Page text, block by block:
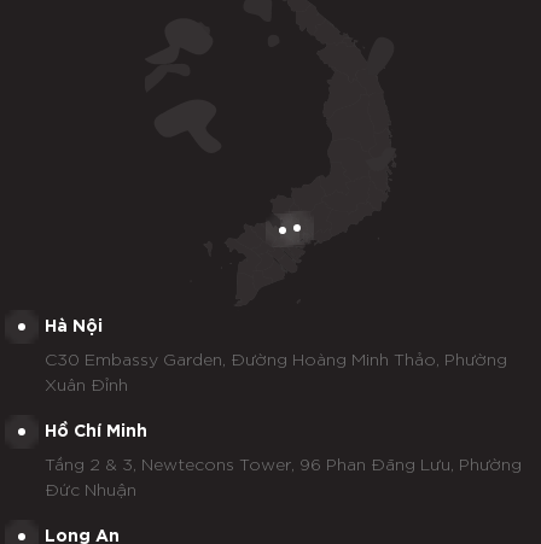
Hà Nội
C30 Embassy Garden, Đường Hoàng Minh Thảo, Phường
Xuân Đỉnh
Hồ Chí Minh
Tầng 2 & 3, Newtecons Tower, 96 Phan Đăng Lưu, Phường
Đức Nhuận
Long An